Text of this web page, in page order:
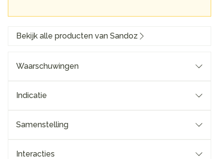
Bekijk alle producten van Sandoz
Waarschuwingen
Indicatie
Samenstelling
Interacties